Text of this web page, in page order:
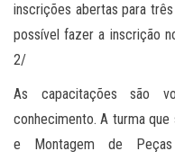
inscrições abertas para
possível fazer a inscrição
2/
As capacitações são
conhecimento. A turma
e Montagem de